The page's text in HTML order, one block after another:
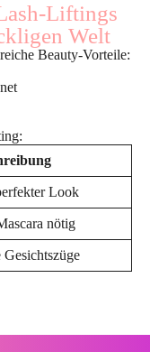
Liftings
Welt
Beauty-Vorteile:
Look
nötig